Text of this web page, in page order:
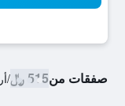
صفقات من515 ﷼ /